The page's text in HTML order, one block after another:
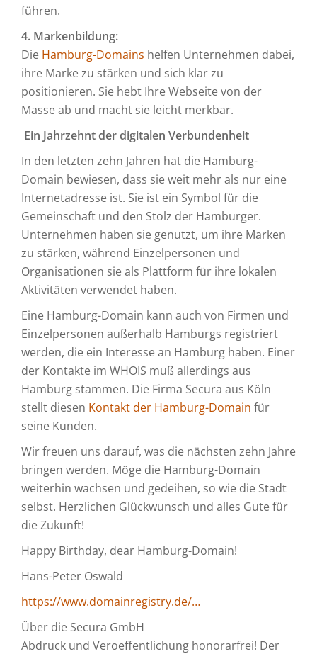
führen.
4. Markenbildung:
Die Hamburg-Domains helfen Unternehmen dabei,
ihre Marke zu stärken und sich klar zu
positionieren. Sie hebt Ihre Webseite von der
Masse ab und macht sie leicht merkbar.
Ein Jahrzehnt der digitalen Verbundenheit
In den letzten zehn Jahren hat die Hamburg-
Domain bewiesen, dass sie weit mehr als nur eine
Internetadresse ist. Sie ist ein Symbol für die
Gemeinschaft und den Stolz der Hamburger.
Unternehmen haben sie genutzt, um ihre Marken
zu stärken, während Einzelpersonen und
Organisationen sie als Plattform für ihre lokalen
Aktivitäten verwendet haben.
Eine Hamburg-Domain kann auch von Firmen und
Einzelpersonen außerhalb Hamburgs registriert
werden, die ein Interesse an Hamburg haben. Einer
der Kontakte im WHOIS muß allerdings aus
Hamburg stammen. Die Firma Secura aus Köln
stellt diesen Kontakt der Hamburg-Domain für
seine Kunden.
Wir freuen uns darauf, was die nächsten zehn Jahre
bringen werden. Möge die Hamburg-Domain
weiterhin wachsen und gedeihen, so wie die Stadt
selbst. Herzlichen Glückwunsch und alles Gute für
die Zukunft!
Happy Birthday, dear Hamburg-Domain!
Hans-Peter Oswald
https://www.domainregistry.de/…
Über die Secura GmbH
Abdruck und Veroeffentlichung honorarfrei! Der